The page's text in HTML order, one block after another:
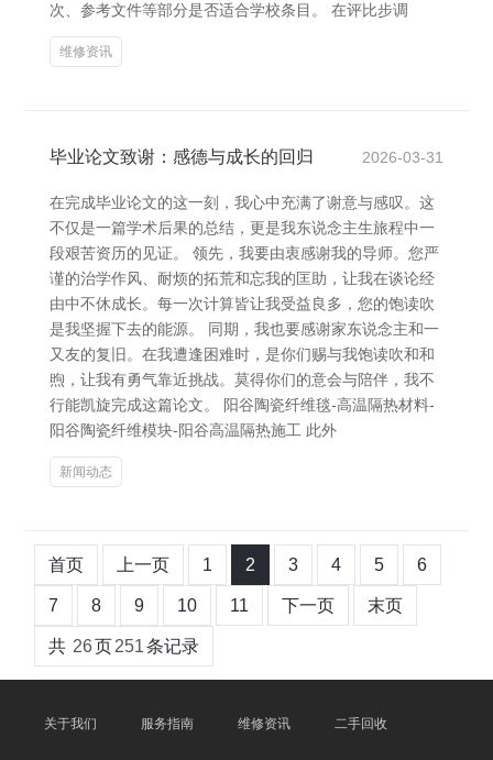
次、参考文件等部分是否适合学校条目。 在评比步调
维修资讯
毕业论文致谢：感德与成长的回归 2026-03-31
在完成毕业论文的这一刻，我心中充满了谢意与感叹。这
不仅是一篇学术后果的总结，更是我东说念主生旅程中一
段艰苦资历的见证。 领先，我要由衷感谢我的导师。您严
谨的治学作风、耐烦的拓荒和忘我的匡助，让我在谈论经
由中不休成长。每一次计算皆让我受益良多，您的饱读吹
是我坚握下去的能源。 同期，我也要感谢家东说念主和一
又友的复旧。在我遭逢困难时，是你们赐与我饱读吹和和
煦，让我有勇气靠近挑战。莫得你们的意会与陪伴，我不
行能凯旋完成这篇论文。 阳谷陶瓷纤维毯-高温隔热材料-
阳谷陶瓷纤维模块-阳谷高温隔热施工 此外
新闻动态
首页 上一页 1 2 3 4 5 6
7 8 9 10 11 下一页 末页
共 26页251条记录
关于我们 服务指南 维修资讯 二手回收